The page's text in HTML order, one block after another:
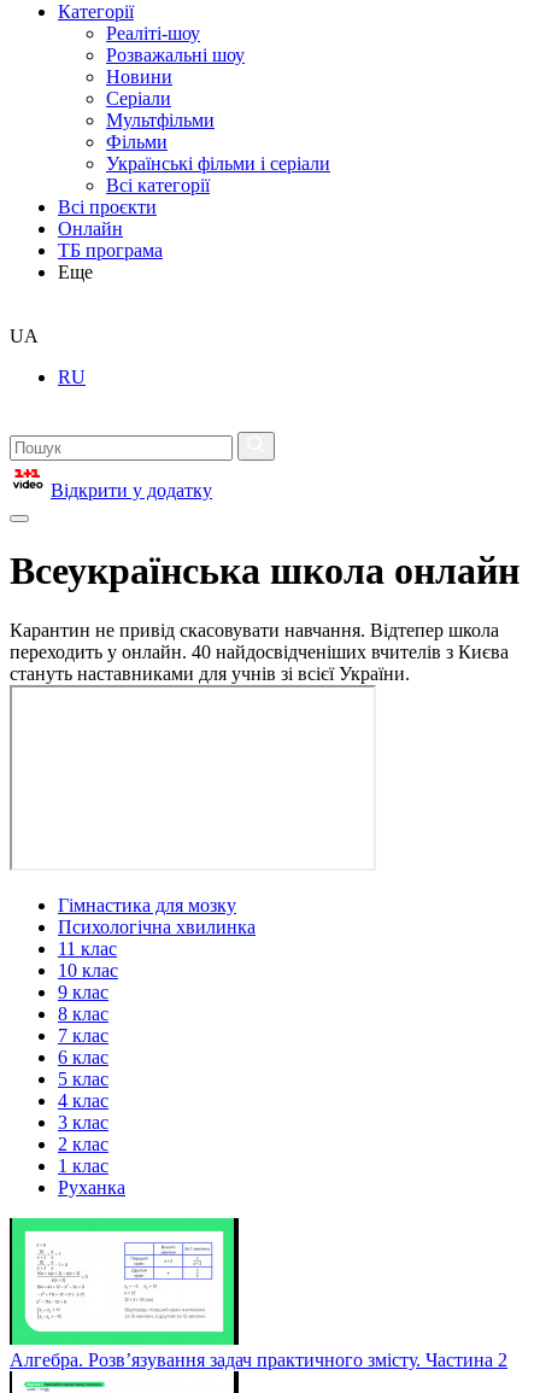
Категорії
Реаліті-шоу
Розважальні шоу
Новини
Серіали
Мультфільми
Фільми
Українські фільми і серіали
Всі категорії
Всі проєкти
Онлайн
ТБ програма
Еще
UA
RU
Відкрити у додатку
Всеукраїнська школа онлайн
Карантин не привід скасовувати навчання. Відтепер школа
переходить у онлайн. 40 найдосвідченіших вчителів з Києва
стануть наставниками для учнів зі всієї України.
Гімнастика для мозку
Психологічна хвилинка
11 клас
10 клас
9 клас
8 клас
7 клас
6 клас
5 клас
4 клас
3 клас
2 клас
1 клас
Руханка
Алгебра. Розв’язування задач практичного змісту. Частина 2